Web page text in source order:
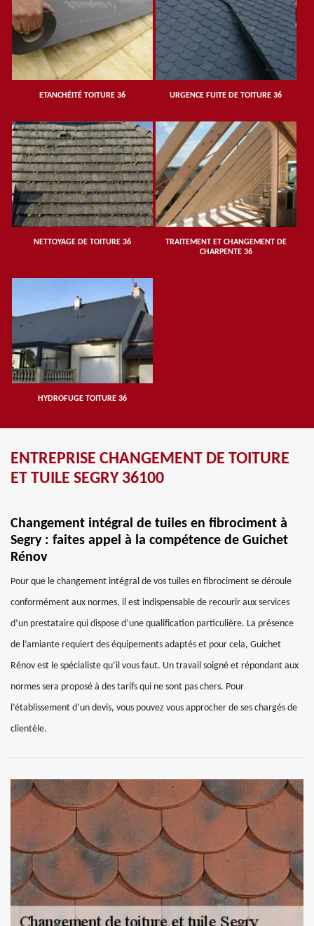
ETANCHÉITÉ TOITURE 36 URGENCE FUITE DE TOITURE 36
NETTOYAGE DE TOITURE 36
TRAITEMENT ET CHANGEMENT DE
CHARPENTE 36
HYDROFUGE TOITURE 36
ENTREPRISE CHANGEMENT DE TOITURE
ET TUILE SEGRY 36100
Changement intégral de tuiles en fibrociment à
Segry : faites appel à la compétence de Guichet
Rénov
Pour que le changement intégral de vos tuiles en fibrociment se déroule
conformément aux normes, il est indispensable de recourir aux services
d’un prestataire qui dispose d’une qualification particulière. La présence
de l’amiante requiert des équipements adaptés et pour cela, Guichet
Rénov est le spécialiste qu’il vous faut. Un travail soigné et répondant aux
normes sera proposé à des tarifs qui ne sont pas chers. Pour
l’établissement d’un devis, vous pouvez vous approcher de ses chargés de
clientèle.